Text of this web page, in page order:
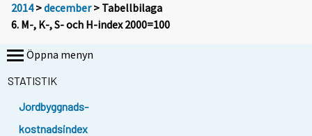
2014>december> Tabellbilaga
6. M-, K-, S- och H-index 2000=100
Öppna menyn
STATISTIK
Jordbyggnads-
kostnadsindex